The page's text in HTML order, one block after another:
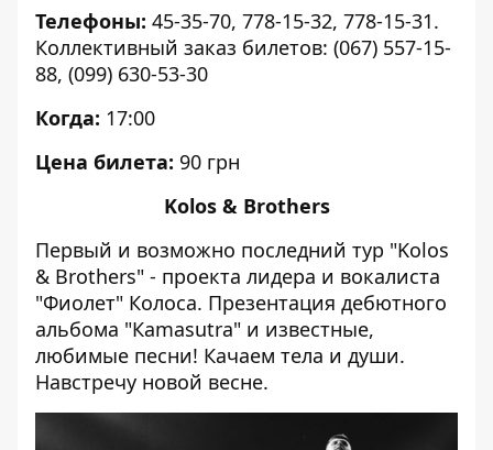
Телефоны: 45-35-70, 778-15-32, 778-15-31.
Коллективный заказ билетов: (067) 557-15-
88, (099) 630-53-30
Когда: 17:00
Цена билета: 90 грн
Kolos & Brothers
Первый и возможно последний тур "Kolos
& Brothers" - проекта лидера и вокалиста
"Фиолет" Колоса. Презентация дебютного
альбома "Кamasutra" и известные,
любимые песни! Качаем тела и души.
Навстречу новой весне.